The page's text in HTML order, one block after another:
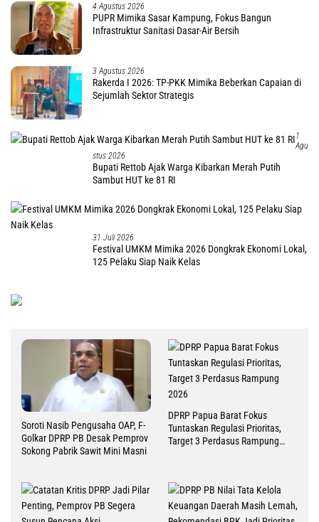
4 Agustus 2026
PUPR Mimika Sasar Kampung, Fokus Bangun
Infrastruktur Sanitasi Dasar-Air Bersih
3 Agustus 2026
Rakerda I 2026: TP-PKK Mimika Beberkan Capaian di
Sejumlah Sektor Strategis
1
Agu
Stus 2026
Bupati Rettob Ajak Warga Kibarkan Merah Putih
Sambut HUT ke 81 RI
31 Juli 2026
Festival UMKM Mimika 2026 Dongkrak Ekonomi Lokal,
125 Pelaku Siap Naik Kelas
Soroti Nasib Pengusaha OAP, F-
Golkar DPRP PB Desak Pemprov
Sokong Pabrik Sawit Mini Masni
DPRP Papua Barat Fokus
Tuntaskan Regulasi Prioritas,
Target 3 Perdasus Rampung